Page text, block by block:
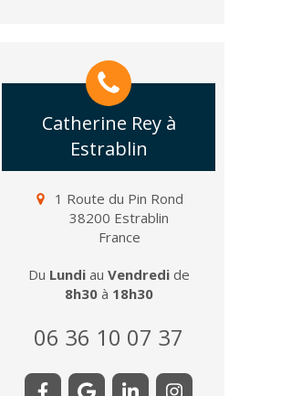
Catherine Rey à
Estrablin
1 Route du Pin Rond
38200 Estrablin
France
Du Lundiau Vendredide
8h30à 18h30
06 36 10 07 37